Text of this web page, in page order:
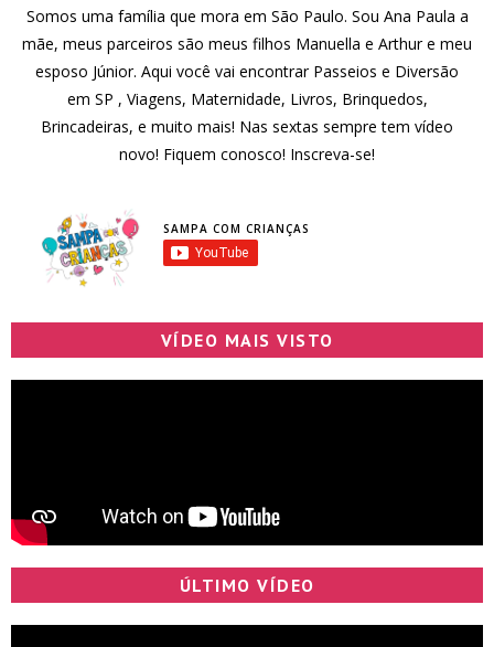
Somos uma família que mora em São Paulo. Sou Ana Paula a
mãe, meus parceiros são meus filhos Manuella e Arthur e meu
esposo Júnior. Aqui você vai encontrar Passeios e Diversão
em SP , Viagens, Maternidade, Livros, Brinquedos,
Brincadeiras, e muito mais! Nas sextas sempre tem vídeo
novo! Fiquem conosco! Inscreva-se!
SAMPA COM CRIANÇAS
VÍDEO MAIS VISTO
ÚLTIMO VÍDEO